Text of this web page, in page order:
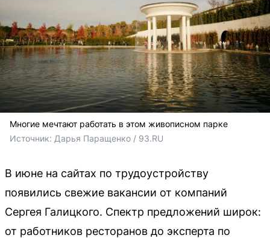
Многие мечтают работать в этом живописном парке
Источник: Дарья Паращенко / 93.RU
В июне на сайтах по трудоустройству
появились свежие вакансии от компаний
Сергея Галицкого. Спектр предложений широк:
от работников ресторанов до эксперта по